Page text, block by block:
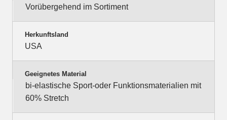
Vorübergehend im Sortiment
Herkunftsland
USA
Geeignetes Material
bi-elastische Sport-oder Funktionsmaterialien mit
60% Stretch